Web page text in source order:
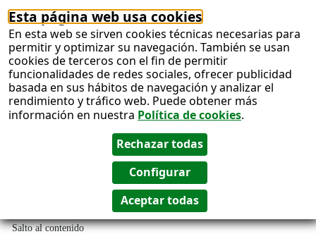
Esta página web usa cookies
En esta web se sirven cookies técnicas necesarias para
permitir y optimizar su navegación. También se usan
cookies de terceros con el fin de permitir
funcionalidades de redes sociales, ofrecer publicidad
basada en sus hábitos de navegación y analizar el
rendimiento y tráfico web. Puede obtener más
información en nuestra Política de cookies.
Salto al contenido